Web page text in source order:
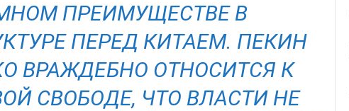
ПРЕИМУЩЕСТВЕ В
ПЕРЕД КИТАЕМ. ПЕКИН
ВРАЖДЕБНО ОТНОСИТСЯ К
СВОБОДЕ, ЧТО ВЛАСТИ НЕ